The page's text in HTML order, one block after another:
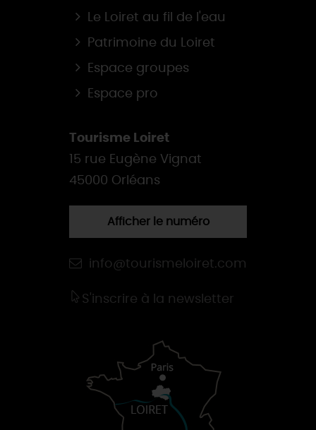
Le Loiret au fil de l'eau
Patrimoine du Loiret
Espace groupes
Espace pro
Tourisme Loiret
15 rue Eugène Vignat
45000 Orléans
Afficher le numéro
info@tourismeloiret.com
S'inscrire à la newsletter